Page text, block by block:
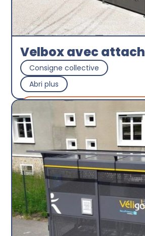
Velbox avec
Consigne collective
Abri plus